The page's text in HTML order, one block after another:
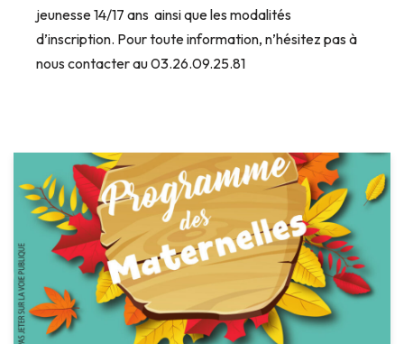
jeunesse 14/17 ans ainsi que les modalités
d’inscription. Pour toute information, n’hésitez pas à
nous contacter au 03.26.09.25.81